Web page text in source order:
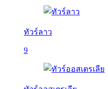
ทัวร์ลาว
9